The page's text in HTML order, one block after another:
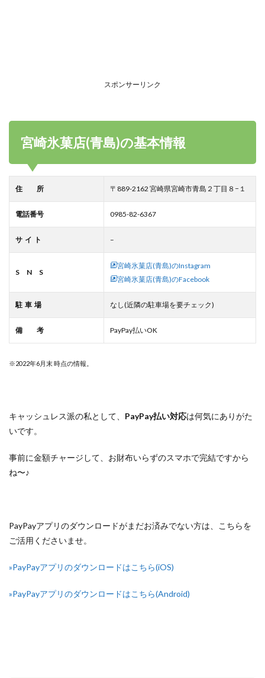
スポンサーリンク
宮崎氷菓店(青島)の基本情報
住 所 〒889-2162 宮崎県宮崎市青島２丁目８−１
電話番号 0985-82-6367
サ イ ト –
S N S
宮崎氷菓店(青島)のInstagram
宮崎氷菓店(青島)のFacebook
駐 車 場 なし(近隣の駐車場を要チェック)
備 考 PayPay払いOK
※2022年6月末 時点の情報。
キャッシュレス派の私として、 PayPay払い対応は何気にありがた
いです。
事前に金額チャージして、お財布いらずのスマホで完結ですから
ね〜♪
PayPayアプリのダウンロードがまだお済みでない方は、こちらを
ご活用くださいませ。
»PayPayアプリのダウンロードはこちら(iOS)
»PayPayアプリのダウンロードはこちら(Android)